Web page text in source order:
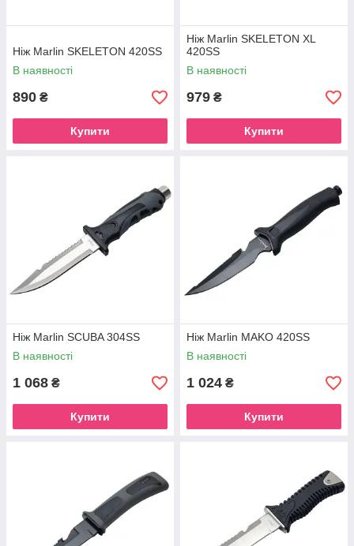
Ніж Marlin SKELETON 420SS
В наявності
890 ₴
Купити
Ніж Marlin SKELETON XL
420SS
В наявності
979 ₴
Купити
Ніж Marlin SCUBA 304SS
В наявності
1 068 ₴
Купити
Ніж Marlin MAKO 420SS
В наявності
1 024 ₴
Купити